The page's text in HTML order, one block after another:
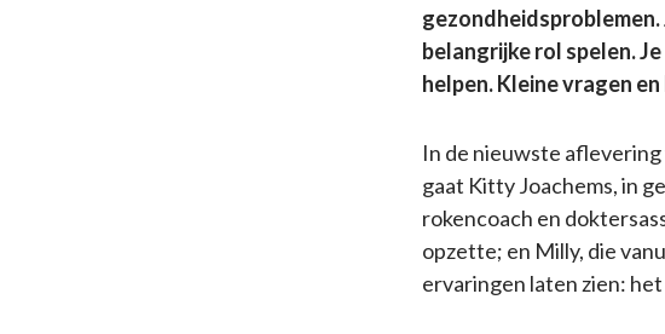
belangrijke rol spelen.
helpen. Kleine vragen
In de nieuwste aflevering
gaat Kitty Joachems, in
rokencoach en
opzette; en Milly, die
ervaringen laten zien: